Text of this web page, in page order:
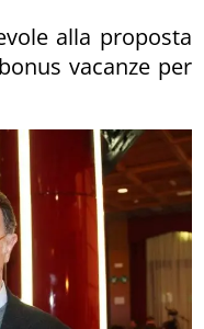
alla proposta
vacanze per